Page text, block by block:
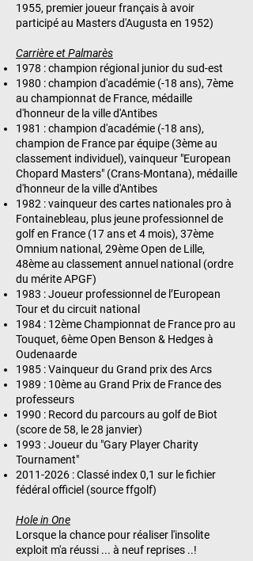
1955, premier joueur français à avoir
participé au Masters d'Augusta en 1952)
Carrière et Palmarès
1978 : champion régional junior du sud-est
1980 : champion d'académie (-18 ans), 7ème
au championnat de France, médaille
d'honneur de la ville d'Antibes
1981 : champion d'académie (-18 ans),
champion de France par équipe (3ème au
classement individuel), vainqueur "European
Chopard Masters" (Crans-Montana), médaille
d'honneur de la ville d'Antibes
1982 : vainqueur des cartes nationales pro à
Fontainebleau, plus jeune professionnel de
golf en France (17 ans et 4 mois), 37ème
Omnium national, 29ème Open de Lille,
48ème au classement annuel national (ordre
du mérite APGF)
1983 : Joueur professionnel de l’European
Tour et du circuit national
1984 : 12ème Championnat de France pro au
Touquet, 6ème Open Benson & Hedges à
Oudenaarde
1985 : Vainqueur du Grand prix des Arcs
1989 : 10ème au Grand Prix de France des
professeurs
1990 : Record du parcours au golf de Biot
(score de 58, le 28 janvier)
1993 : Joueur du "Gary Player Charity
Tournament"
2011-2026 : Classé index 0,1 sur le fichier
fédéral officiel (source ffgolf)
Hole in One
Lorsque la chance pour réaliser l'insolite
exploit m'a réussi ... à neuf reprises ..!​